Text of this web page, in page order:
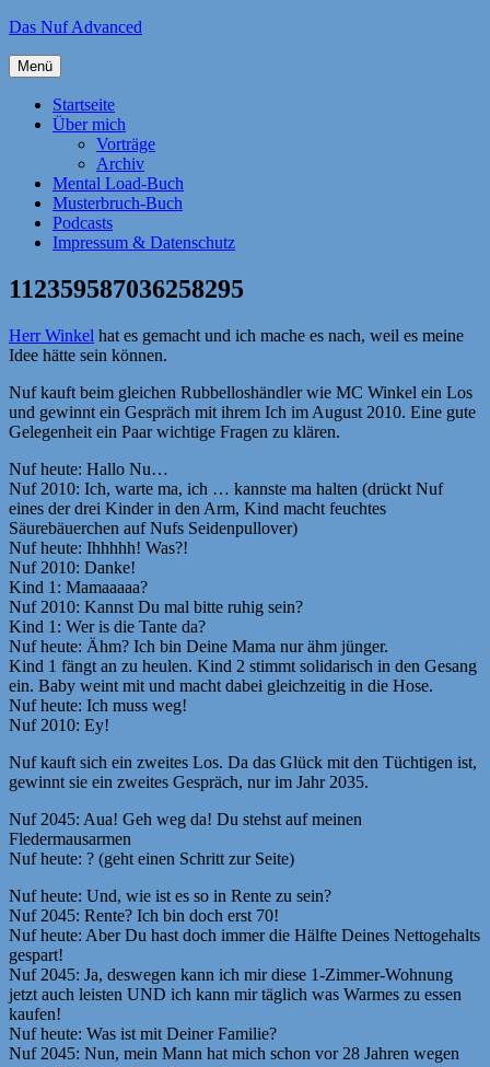
Zum
springen
Das Nuf Advanced
Menü
Startseite
Über mich
Vorträge
Archiv
Mental Load-Buch
Musterbruch-Buch
Podcasts
Impressum & Datenschutz
112359587036258295
Herr Winkel hat es gemacht und ich mache es nach, weil es meine
Idee hätte sein können.
Nuf kauft beim gleichen Rubbelloshändler wie MC Winkel ein Los
und gewinnt ein Gespräch mit ihrem Ich im August 2010. Eine gute
Gelegenheit ein Paar wichtige Fragen zu klären.
Nuf heute: Hallo Nu…
Nuf 2010: Ich, warte ma, ich … kannste ma halten (drückt Nuf
eines der drei Kinder in den Arm, Kind macht feuchtes
Säurebäuerchen auf Nufs Seidenpullover)
Nuf heute: Ihhhhh! Was?!
Nuf 2010: Danke!
Kind 1: Mamaaaaa?
Nuf 2010: Kannst Du mal bitte ruhig sein?
Kind 1: Wer is die Tante da?
Nuf heute: Ähm? Ich bin Deine Mama nur ähm jünger.
Kind 1 fängt an zu heulen. Kind 2 stimmt solidarisch in den Gesang
ein. Baby weint mit und macht dabei gleichzeitig in die Hose.
Nuf heute: Ich muss weg!
Nuf 2010: Ey!
Nuf kauft sich ein zweites Los. Da das Glück mit den Tüchtigen ist,
gewinnt sie ein zweites Gespräch, nur im Jahr 2035.
Nuf 2045: Aua! Geh weg da! Du stehst auf meinen
Fledermausarmen
Nuf heute: ? (geht einen Schritt zur Seite)
Nuf heute: Und, wie ist es so in Rente zu sein?
Nuf 2045: Rente? Ich bin doch erst 70!
Nuf heute: Aber Du hast doch immer die Hälfte Deines Nettogehalts
gespart!
Nuf 2045: Ja, deswegen kann ich mir diese 1-Zimmer-Wohnung
jetzt auch leisten UND ich kann mir täglich was Warmes zu essen
kaufen!
Nuf heute: Was ist mit Deiner Familie?
Nuf 2045: Nun, mein Mann hat mich schon vor 28 Jahren wegen